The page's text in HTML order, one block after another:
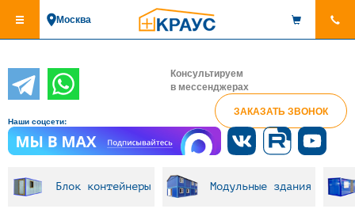
основному
Москва
Консультируем
в мессенджерах
ЗАКАЗАТЬ ЗВОНОК
Наши соцсети:
Блок контейнеры Модульные здания